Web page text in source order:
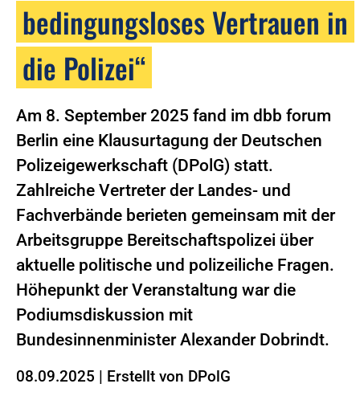
bedingungsloses Vertrauen in
die Polizei“
Am 8. September 2025 fand im dbb forum
Berlin eine Klausurtagung der Deutschen
Polizeigewerkschaft (DPolG) statt.
Zahlreiche Vertreter der Landes- und
Fachverbände berieten gemeinsam mit der
Arbeitsgruppe Bereitschaftspolizei über
aktuelle politische und polizeiliche Fragen.
Höhepunkt der Veranstaltung war die
Podiumsdiskussion mit
Bundesinnenminister Alexander Dobrindt.
08.09.2025 | Erstellt von DPolG